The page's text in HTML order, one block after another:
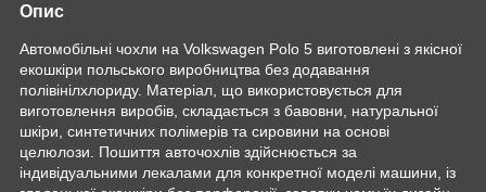
Опис
Автомобільні чохли на Volkswagen Polo 5 виготовлені з якісної
екошкіри польського виробництва без додавання
полівінілхлориду. Матеріал, що використовується для
виготовлення виробів, складається з бавовни, натуральної
шкіри, синтетичних полімерів та сировини на основі
целюлози. Пошиття авточохлів здійснюється за
індивідуальними лекалами для конкретної моделі машини, із